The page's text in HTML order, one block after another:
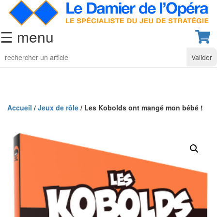
☰ menu
Jeu
d’Echecs
collection
classiques
Pièces
d’échecs
classiques
Coffrets
Accueil / Jeux de rôle / Les Kobolds ont mangé mon bébé !